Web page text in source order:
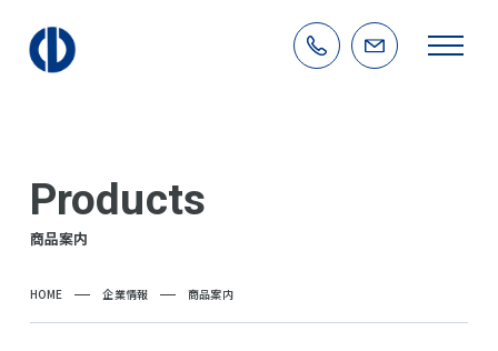
Products
商品案内
HOME 企業情報 商品案内